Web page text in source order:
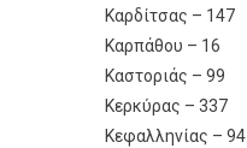
Καρδίτσας – 147
Καρπάθου – 16
Καστοριάς – 99
Κερκύρας – 337
Κεφαλληνίας – 94